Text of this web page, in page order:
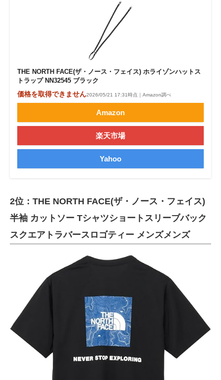
THE NORTH FACE(ザ・ノース・フェイス) ホライゾンハットス
トラップ NN32545 ブラック
価格を取得できません2026/05/21 17:31時点｜Amazon調べ
Amazon
楽天市場
Yahoo
2位：THE NORTH FACE(ザ・ノース・フェイス)
半袖 カットソー Tシャツショートスリーブバック
スクエアトラバースロゴティー メンズメンズ